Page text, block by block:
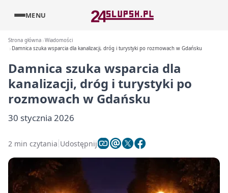
MENU
Strona główna Wiadomości
Damnica szuka wsparcia dla kanalizacji, dróg i turystyki po rozmowach w Gdańsku
Damnica szuka wsparcia dla
kanalizacji, dróg i turystyki po
rozmowach w Gdańsku
30 stycznia 2026
2 min czytania Udostępnij